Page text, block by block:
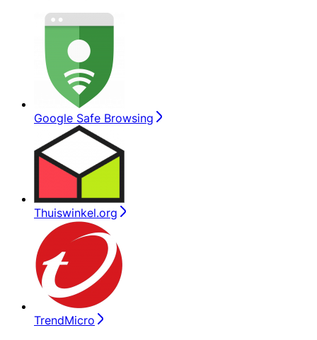
Google Safe Browsing
Thuiswinkel.org
TrendMicro